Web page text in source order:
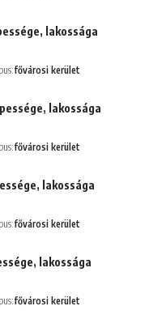
lakossága
fővárosi kerület
lakossága
fővárosi kerület
lakossága
fővárosi kerület
lakossága
fővárosi kerület